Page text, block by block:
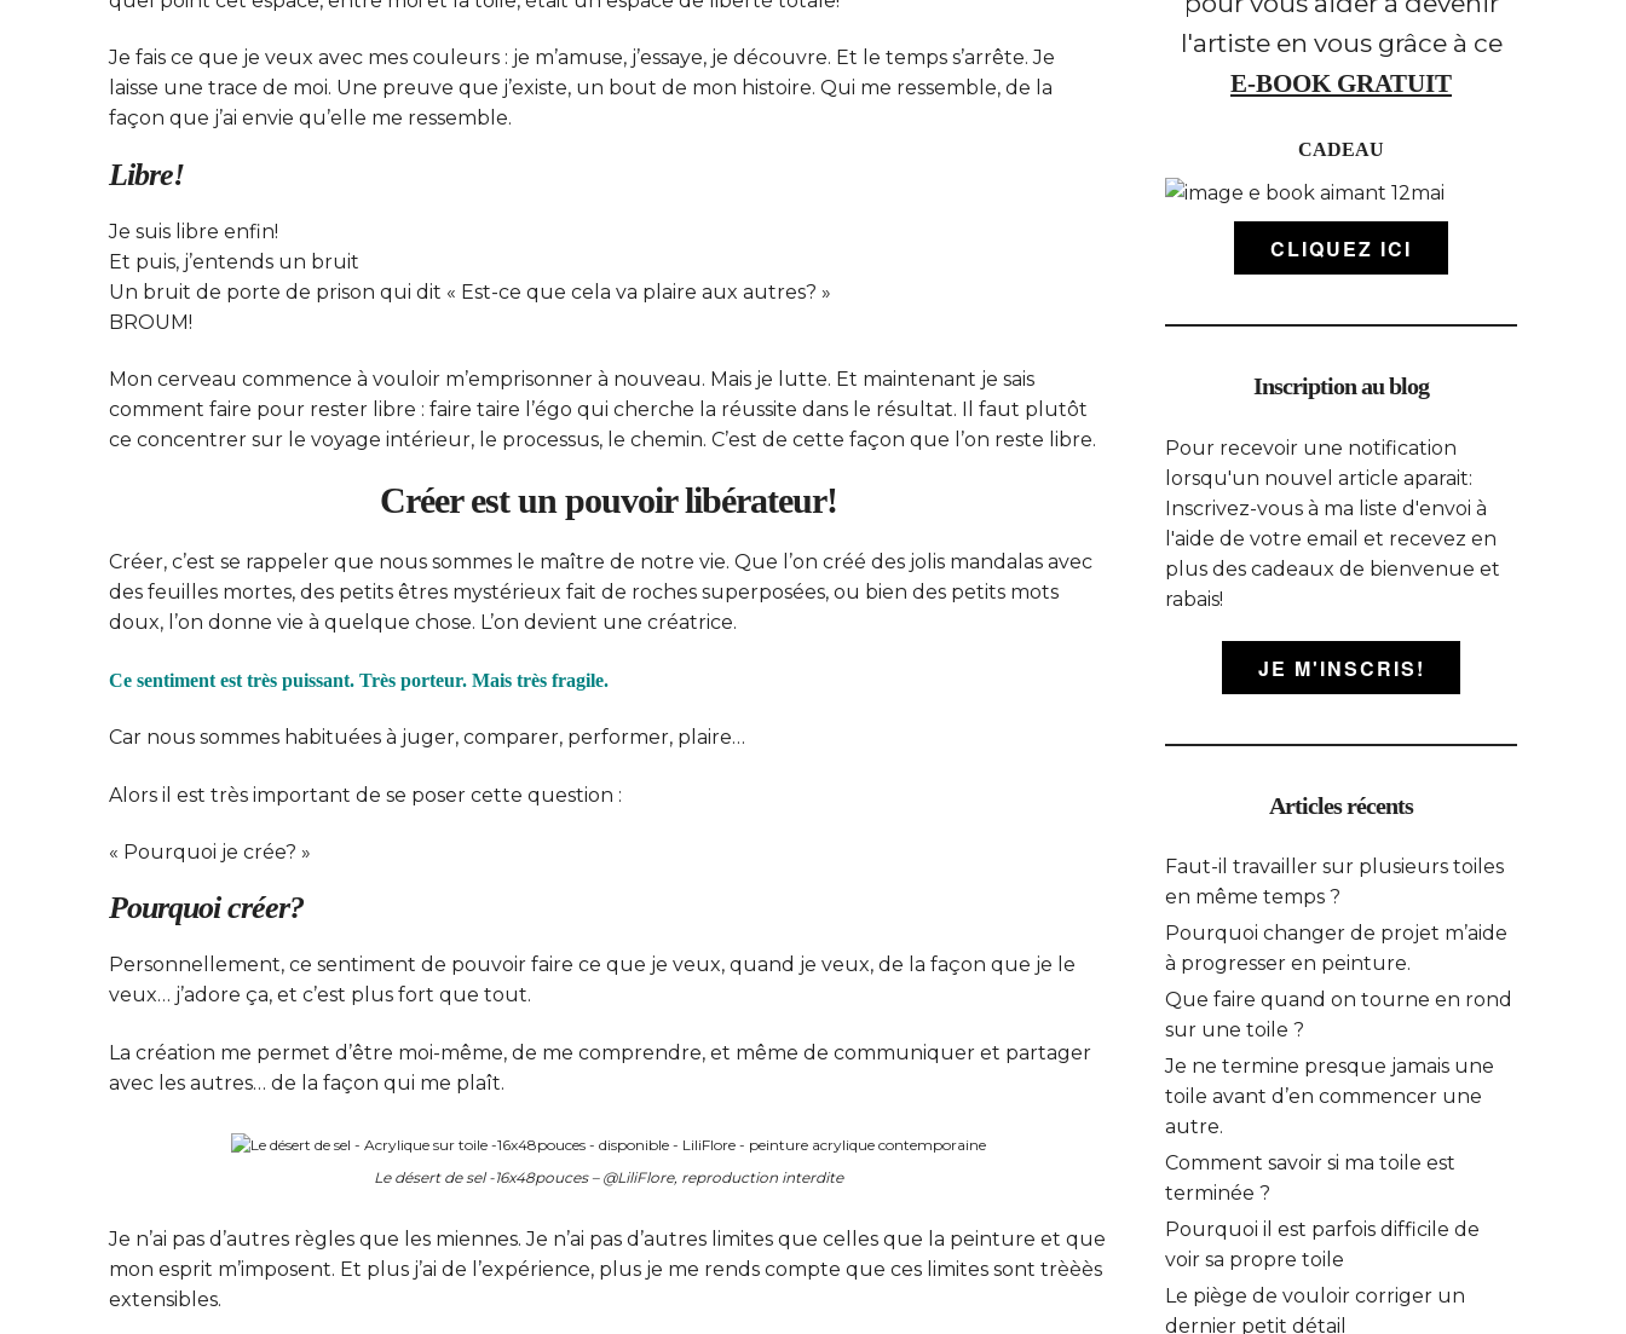
Je fais ce que je veux avec mes couleurs : je m’amuse, j’essaye, je découvre. Et le temps s’arrête. Je
laisse une trace de moi. Une preuve que j’existe, un bout de mon histoire. Qui me ressemble, de la
façon que j’ai envie qu’elle me ressemble.
Libre!
Je suis libre enfin!
Et puis, j’entends un bruit
Un bruit de porte de prison qui dit « Est-ce que cela va plaire aux autres? »
BROUM!
Mon cerveau commence à vouloir m’emprisonner à nouveau. Mais je lutte. Et maintenant je sais
comment faire pour rester libre : faire taire l’égo qui cherche la réussite dans le résultat. Il faut plutôt
ce concentrer sur le voyage intérieur, le processus, le chemin. C’est de cette façon que l’on reste libre.
Créer est un pouvoir libérateur!
Créer, c’est se rappeler que nous sommes le maître de notre vie. Que l’on créé des jolis mandalas avec
des feuilles mortes, des petits êtres mystérieux fait de roches superposées, ou bien des petits mots
doux, l’on donne vie à quelque chose. L’on devient une créatrice.
Ce sentiment est très puissant. Très porteur. Mais très fragile.
Car nous sommes habituées à juger, comparer, performer, plaire…
Alors il est très important de se poser cette question :
« Pourquoi je crée? »
Pourquoi créer?
Personnellement, ce sentiment de pouvoir faire ce que je veux, quand je veux, de la façon que je le
veux… j’adore ça, et c’est plus fort que tout.
La création me permet d’être moi-même, de me comprendre, et même de communiquer et partager
avec les autres… de la façon qui me plaît.
Le désert de sel -16x48pouces – @LiliFlore, reproduction interdite
Je n’ai pas d’autres règles que les miennes. Je n’ai pas d’autres limites que celles que la peinture et que
mon esprit m’imposent. Et plus j’ai de l’expérience, plus je me rends compte que ces limites sont trèèès
extensibles.
l'artiste en vous grâce à ce
E-BOOK GRATUIT
CADEAU
CLIQUEZ ICI
Inscription au blog
Pour recevoir une notification
lorsqu'un nouvel article aparait:
Inscrivez-vous à ma liste d'envoi à
l'aide de votre email et recevez en
plus des cadeaux de bienvenue et
rabais!
JE M'INSCRIS!
Articles récents
Faut-il travailler sur plusieurs toiles
en même temps ?
Pourquoi changer de projet m’aide
à progresser en peinture.
Que faire quand on tourne en rond
sur une toile ?
Je ne termine presque jamais une
toile avant d’en commencer une
autre.
Comment savoir si ma toile est
terminée ?
Pourquoi il est parfois difficile de
voir sa propre toile
Le piège de vouloir corriger un
dernier petit détail